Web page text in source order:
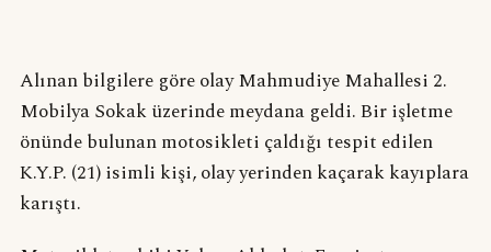
Alınan bilgilere göre olay Mahmudiye Mahallesi 2.
Mobilya Sokak üzerinde meydana geldi. Bir işletme
önünde bulunan motosikleti çaldığı tespit edilen
K.Y.P. (21) isimli kişi, olay yerinden kaçarak kayıplara
karıştı.